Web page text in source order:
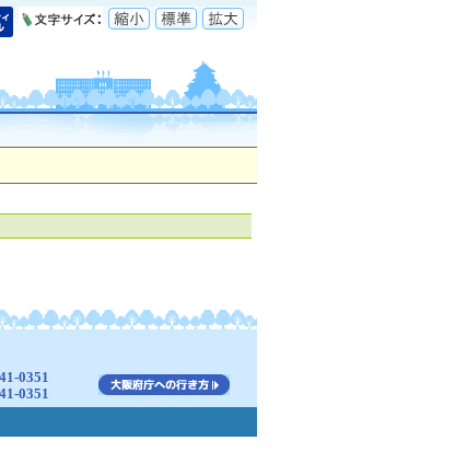
0351
0351